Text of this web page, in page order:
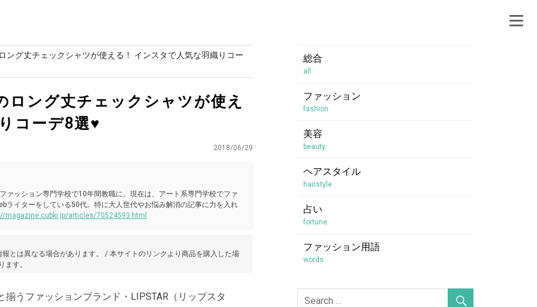
ング丈チェックシャツが使える！ インスタで人気な羽織りコー
ロング丈チェックシャツが使え
コーデ8選♥
2018/06/29
ァッション専門学校で10年間教職に。現在は、アート系専門学校でファ
ライターをしている50代。特に大人世代やお悩み解消の記事に力を入れ
magazine.cubki.jp/articles/70524593.html
とは異なる場合があります。 / 本サイトのリンクより商品を購入した場
す。
うファッションブランド・LIPSTAR（リップスタ
総合
all
ファッション
fashion
美容
beauty
ヘアスタイル
hairstyle
占い
fortune
ファッション用語
words